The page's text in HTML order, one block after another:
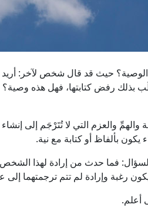
حيث قد قال شخص لآخر:
بذلك رفض كتابتها، فهل هذه وصية؟
والهمِّ والعزم التي لا تُتَرْجَم إلى إنشاء
يكون بألفاظ أو كتابة مع نية.
فما حدث من إرادة لهذا
يكون رغبة وإرادة لم تتم ترجمتهما
أعلم.